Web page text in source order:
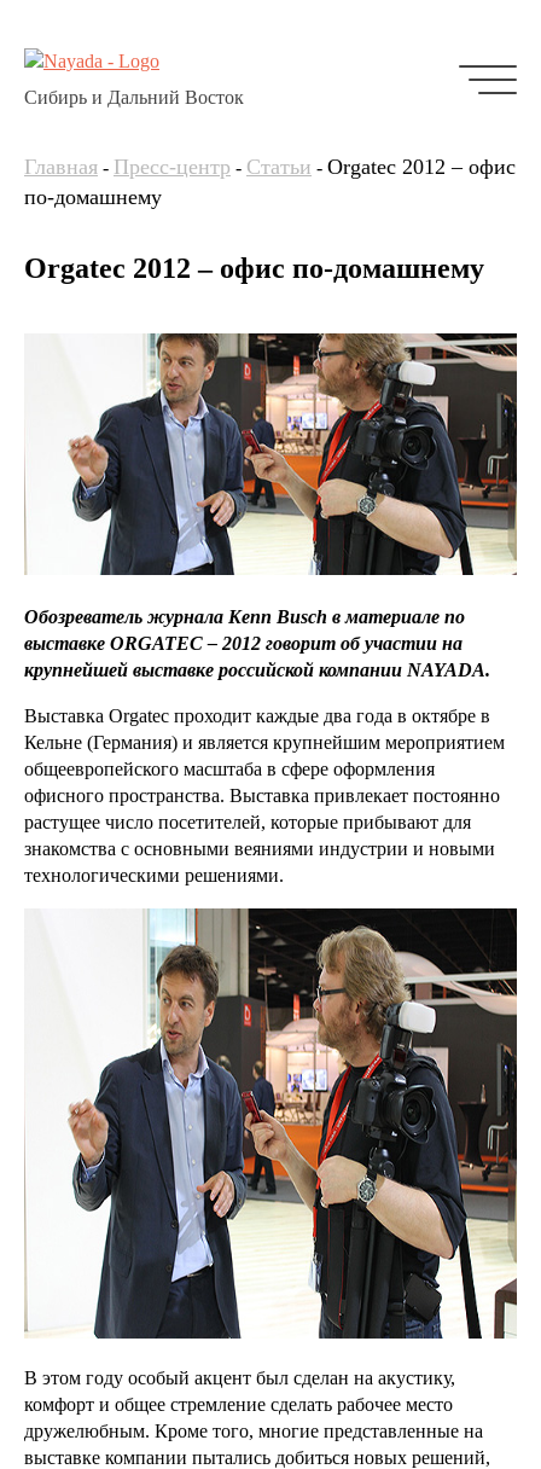
Сибирь и Дальний Восток
Главная - Пресс-центр - Статьи - Orgatec 2012 – офис
по-домашнему
Orgatec 2012 – офис по-домашнему
Обозреватель журнала Kenn Busch в материале по
выставке ORGATEC – 2012 говорит об участии на
крупнейшей выставке российской компании NAYADA.
Выставка Orgatec проходит каждые два года в октябре в
Кельне (Германия) и является крупнейшим мероприятием
общеевропейского масштаба в сфере оформления
офисного пространства. Выставка привлекает постоянно
растущее число посетителей, которые прибывают для
знакомства с основными веяниями индустрии и новыми
технологическими решениями.
В этом году особый акцент был сделан на акустику,
комфорт и общее стремление сделать рабочее место
дружелюбным. Кроме того, многие представленные на
выставке компании пытались добиться новых решений,